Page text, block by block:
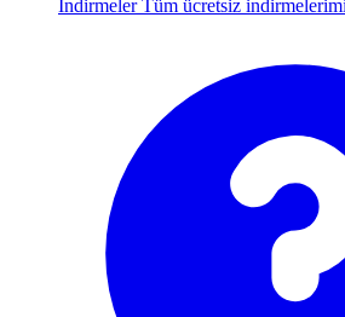
İndirmeler Tüm ücretsiz